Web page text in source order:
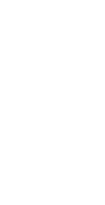
Terima